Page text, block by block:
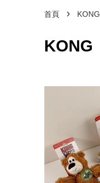
首頁 › KONG
KONG